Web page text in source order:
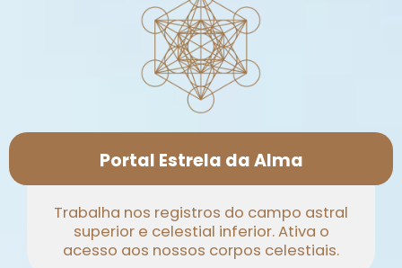
Portal Estrela da Alma
Trabalha nos registros ​do campo astral
superior ​e celestial inferior. Ativa ​o
acesso aos nossos ​corpos celestiais.